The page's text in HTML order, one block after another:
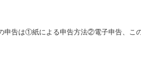
申告は①紙による申告方法②電子申告、こ